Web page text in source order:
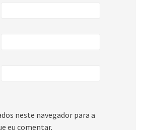
neste navegador para a
eu comentar.